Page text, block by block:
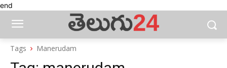
end
Tags Manerudam